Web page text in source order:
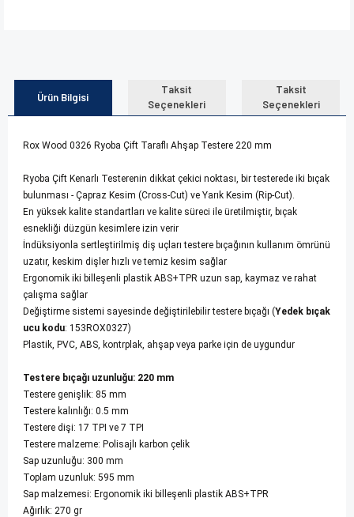
Ürün Bilgisi
Taksit
Seçenekleri
Taksit
Seçenekleri
Rox Wood 0326 Ryoba Çift Taraflı Ahşap Testere 220 mm
Ryoba Çift Kenarlı Testerenin dikkat çekici noktası, bir testerede iki bıçak
bulunması - Çapraz Kesim (Cross-Cut) ve Yarık Kesim (Rip-Cut).
En yüksek kalite standartları ve kalite süreci ile üretilmiştir, bıçak
esnekliği düzgün kesimlere izin verir
İndüksiyonla sertleştirilmiş diş uçları testere bıçağının kullanım ömrünü
uzatır, keskim dişler hızlı ve temiz kesim sağlar
Ergonomik iki billeşenli plastik ABS+TPR uzun sap, kaymaz ve rahat
çalışma sağlar
Değiştirme sistemi sayesinde değiştirilebilir testere bıçağı (Yedek bıçak
ucu kodu: 153ROX0327)
Plastik, PVC, ABS, kontrplak, ahşap veya parke için de uygundur
Testere bıçağı uzunluğu: 220 mm
Testere genişlik: 85 mm
Testere kalınlığı: 0.5 mm
Testere dişi: 17 TPI ve 7 TPI
Testere malzeme: Polisajlı karbon çelik
Sap uzunluğu: 300 mm
Toplam uzunluk: 595 mm
Sap malzemesi: Ergonomik iki billeşenli plastik ABS+TPR
Ağırlık: 270 gr